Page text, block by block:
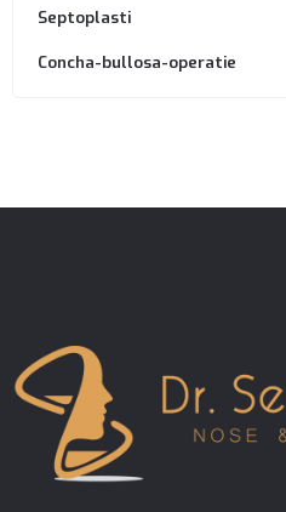
Septoplasti
Concha-bullosa-operatie